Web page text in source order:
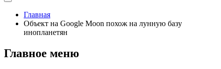
Главная
Объект на Google Moon похож на лунную базу
инопланетян
Главное меню